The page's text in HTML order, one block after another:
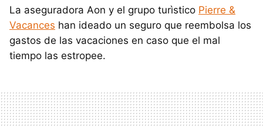
La aseguradora Aon y el grupo turìstico Pierre &
Vacances han ideado un seguro que reembolsa los
gastos de las vacaciones en caso que el mal
tiempo las estropee.